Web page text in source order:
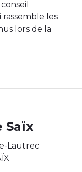
les
lors de la
Saïx
Lautrec